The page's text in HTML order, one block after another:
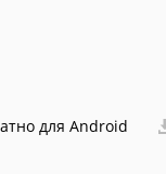
для Android